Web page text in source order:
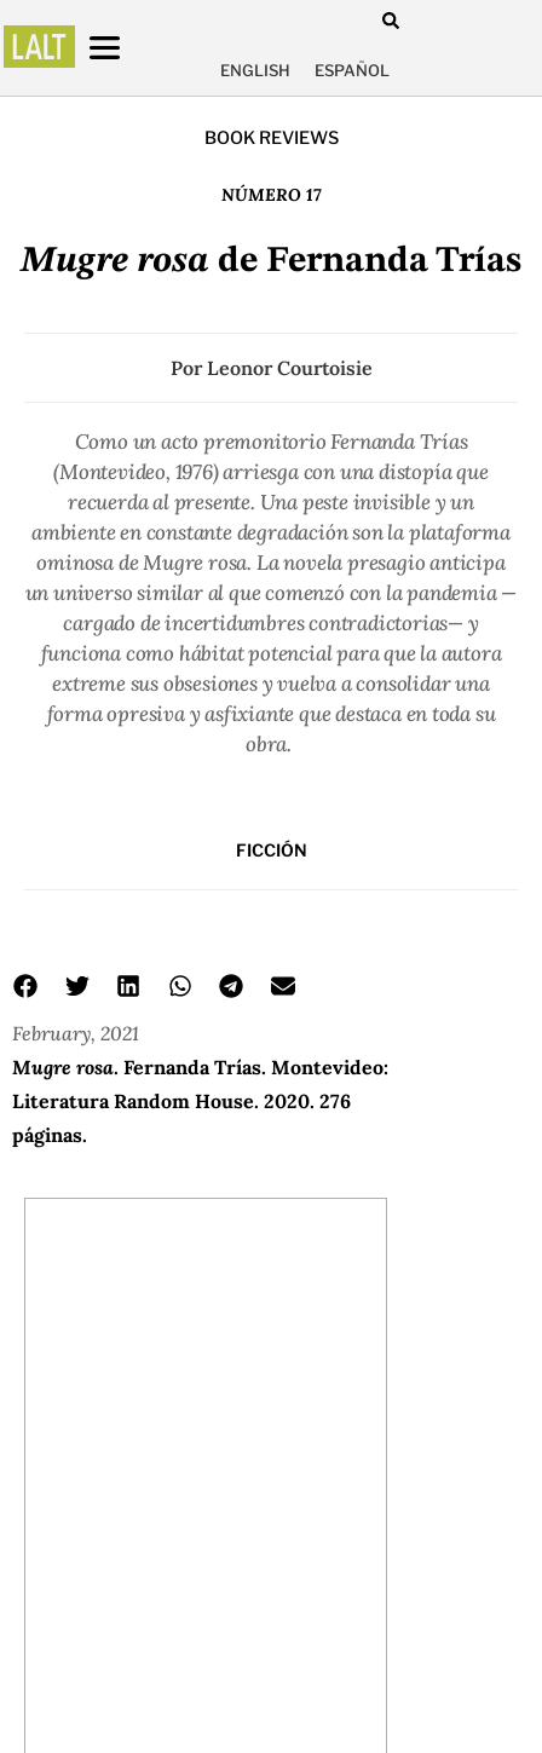
ENGLISH ESPAÑOL
BOOK REVIEWS
NÚMERO 17
Mugre rosa de Fernanda Trías
PorLeonor Courtoisie
Como un acto premonitorio Fernanda Trías
(Montevideo, 1976) arriesga con una distopía que
recuerda al presente. Una peste invisible y un
ambiente en constante degradación son la plataforma
ominosa deMugre rosa. La novela presagio anticipa
un universo similar al que comenzó con la pandemia —
cargado de incertidumbres contradictorias— y
funciona como hábitat potencial para que la autora
extreme sus obsesiones y vuelva a consolidar una
forma opresiva y asfixiante que destaca en toda su
obra.
FICCIÓN
February, 2021
Mugre rosa. Fernanda Trías. Montevideo:
Literatura Random House. 2020. 276
páginas.